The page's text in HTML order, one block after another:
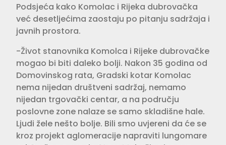
Podsjeća kako Komolac i Rijeka dubrovačka
već desetljećima zaostaju po pitanju sadržaja i
javnih prostora.
-Život stanovnika Komolca i Rijeke dubrovačke
mogao bi biti daleko bolji. Nakon 35 godina od
Domovinskog rata, Gradski kotar Komolac
nema nijedan društveni sadržaj, nemamo
nijedan trgovački centar, a na području
poslovne zone nalaze se samo skladišne hale.
Ljudi žele nešto bolje. Bili smo uvjereni da će se
kroz projekt aglomeracije napraviti lungomare